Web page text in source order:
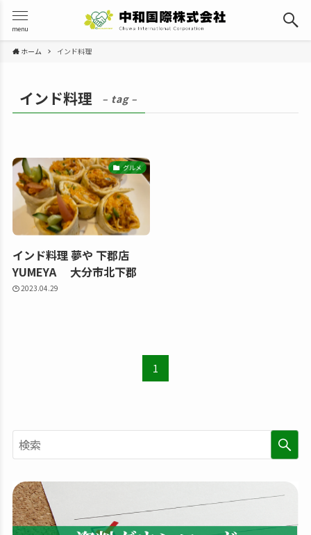
menu
ホーム インド料理
インド料理 – tag –
グルメ
インド料理 夢や 下郡店
YUMEYA 大分市北下郡
2023.04.29
1